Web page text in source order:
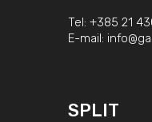
Tel: +385 21
E-mail:
SPLIT